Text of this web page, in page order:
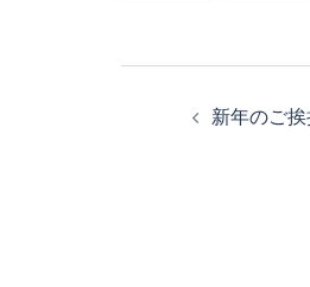
新年のご挨